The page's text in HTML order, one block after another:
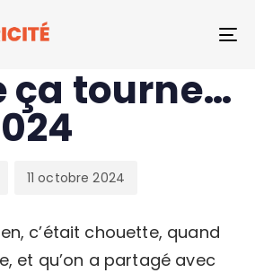
ça tourne…
11 octobre 2024
c’était chouette, quand
et qu’on a partagé avec